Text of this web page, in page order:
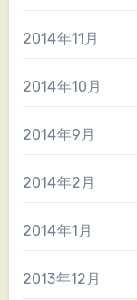
2014年11月
2014年10月
2014年9月
2014年2月
2014年1月
2013年12月